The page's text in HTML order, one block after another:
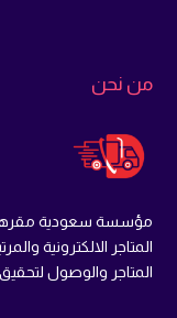
من نحن
مؤسسة سعودية
المتاجر الالكترونية
المتاجر والوصول